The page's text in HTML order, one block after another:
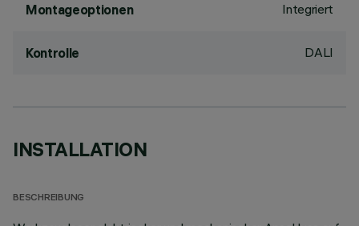
Montageoptionen Integriert
Kontrolle DALI
INSTALLATION
BESCHREIBUNG